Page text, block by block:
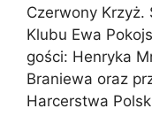
Czerwony Krzyż.
Klubu Ewa
gości: Henryka
Braniewa oraz
Harcerstwa